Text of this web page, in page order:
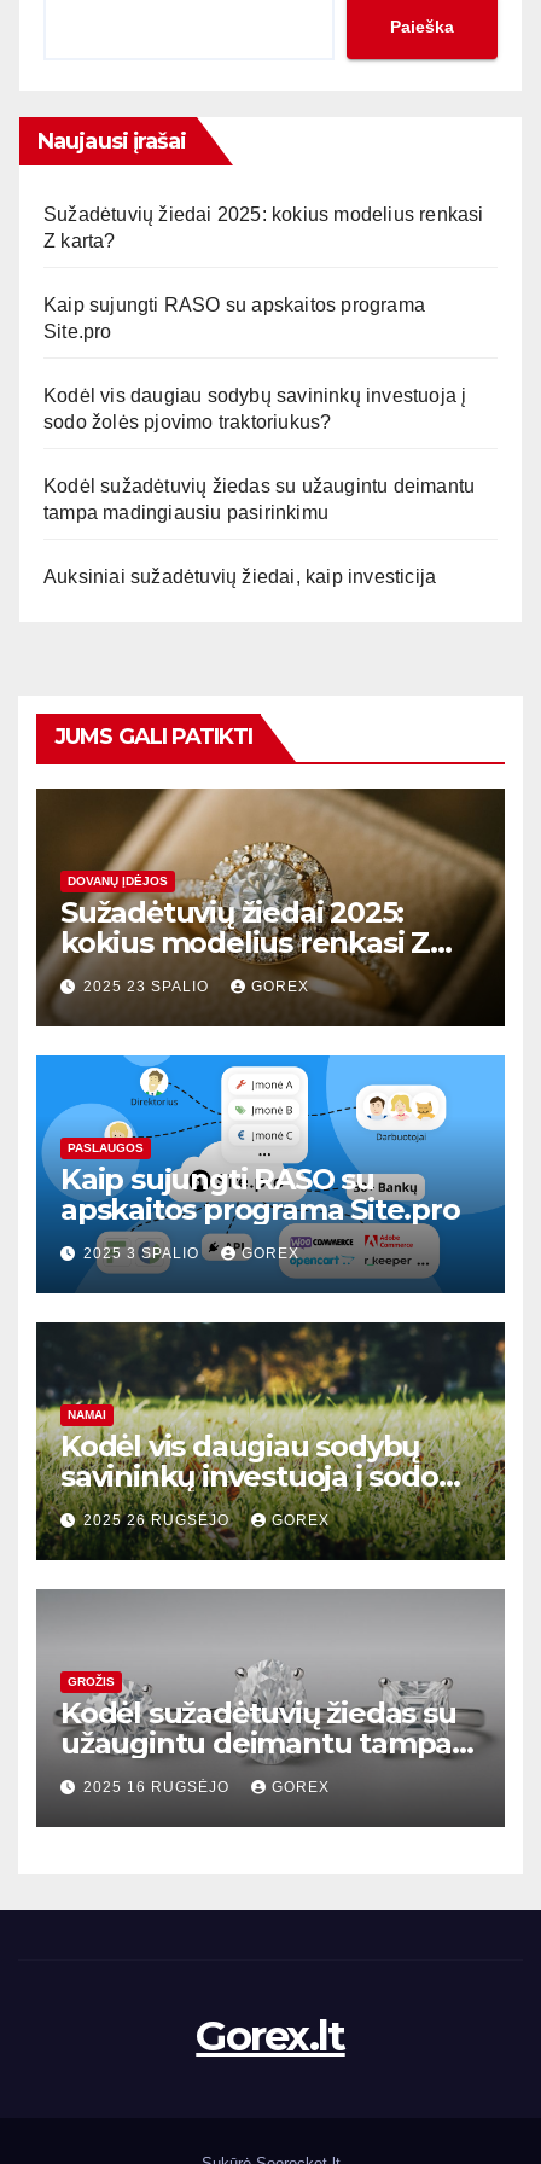
Paieška
Naujausi įrašai
Sužadėtuvių žiedai 2025: kokius modelius renkasi
Z karta?
Kaip sujungti RASO su apskaitos programa
Site.pro
Kodėl vis daugiau sodybų savininkų investuoja į
sodo žolės pjovimo traktoriukus?
Kodėl sužadėtuvių žiedas su užaugintu deimantu
tampa madingiausiu pasirinkimu
Auksiniai sužadėtuvių žiedai, kaip investicija
JUMS GALI PATIKTI
DOVANŲ ĮDĖJOS
Sužadėtuvių žiedai 2025:
kokius modelius renkasi Z
karta?
2025 23 SPALIO GOREX
PASLAUGOS
Kaip sujungti RASO su
apskaitos programa Site.pro
2025 3 SPALIO GOREX
NAMAI
Kodėl vis daugiau sodybų
savininkų investuoja į sodo
žolės pjovimo traktoriukus?
2025 26 RUGSĖJO GOREX
GROŽIS
Kodėl sužadėtuvių žiedas su
užaugintu deimantu tampa
madingiausiu pasirinkimu
2025 16 RUGSĖJO GOREX
Gorex.lt